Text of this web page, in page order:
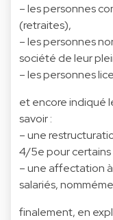
– les personnes
(retraites),
– les personnes
société de leur
– les personnes
et encore indiqué
savoir :
– une
4/5e pour certains
– une affectation
salariés,
finalement, en